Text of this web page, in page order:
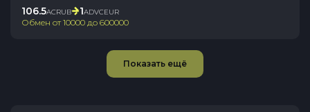
106.5ACRUB 1ADVCEUR
Обмен от10000 до 600000
Показать ещё